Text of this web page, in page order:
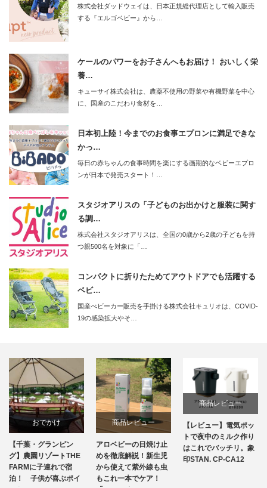
株式会社ダッドウェイは、日本正規総代理店として輸入販売
する『エルゴベビー』から…
ケールのパワーをお子さんへもお届け！ おいしく栄
養…
キューサイ株式会社は、農薬不使用の野菜や有機野菜を中心
に、国産のこだわり食材を…
日本初上陸！今までのお食事エプロンに満足できな
かっ…
毎日の赤ちゃんの食事時間を楽にする画期的なベビーエプロ
ンが日本で発売スタート！…
スタジオアリスの「子どものお出かけと服装に関す
る調…
株式会社スタジオアリスは、全国の0歳から2歳の子どもを持
つ親500名を対象に「…
コンパクトに折りたためてアウトドアでも活躍する
ベビ…
国産べビーカー販売を手掛ける株式会社キュリオは、COVID-
19の感染拡大やそ…
おでかけ
【千葉・グランピン
グ】農園リゾートTHE
FARMに子連れで宿
泊！ 子供が喜ぶポイ
商品レビュー
アロベビーの日焼け止
めを徹底解説！新生児
から使えて紫外線も虫
もこれ一本でケア！
商品レビュー
【レビュー】電気ポッ
トで夜中のミルク作り
はこれでバッチリ。象
印STAN. CP-CA12